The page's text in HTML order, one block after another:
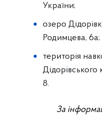
України;
озеро
Родимцева, 6а;
територія
Дідорівського
8.
За